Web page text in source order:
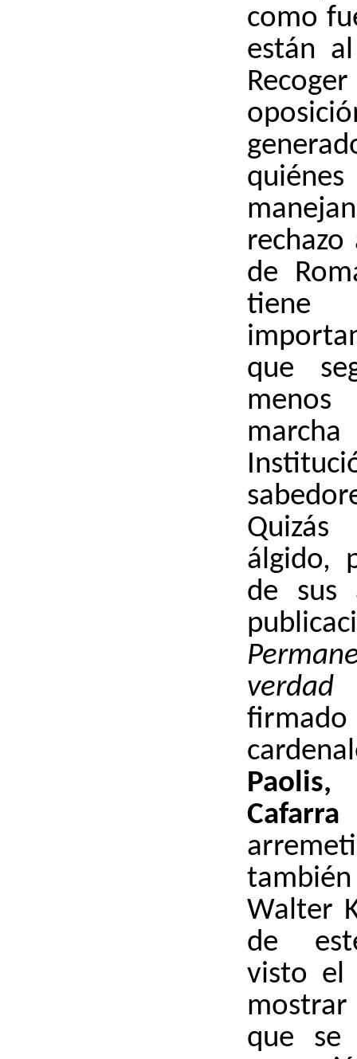
como
están
de
tiene
que
álgido,
de sus
Walter
de
visto el
que se